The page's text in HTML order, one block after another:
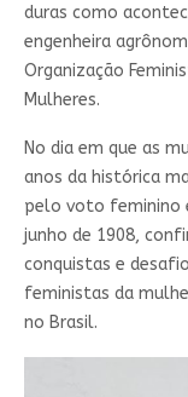
duras como
engenheira
Organização
Mulheres.
No dia em que as
anos da histórica
pelo voto feminino
junho de 1908,
conquistas e
feministas da
no Brasil.